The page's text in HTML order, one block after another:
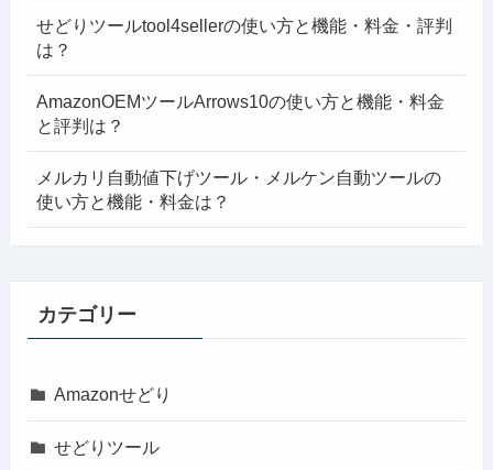
せどりツールtool4sellerの使い方と機能・料金・評判
は？
AmazonOEMツールArrows10の使い方と機能・料金
と評判は？
メルカリ自動値下げツール・メルケン自動ツールの
使い方と機能・料金は？
カテゴリー
Amazonせどり
せどりツール